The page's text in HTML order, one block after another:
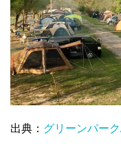
出典： グリーンパー